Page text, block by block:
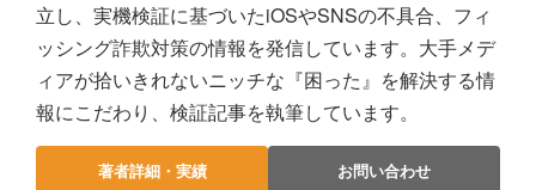
立し、実機検証に基づいたiOSやSNSの不具合、フィ
ッシング詐欺対策の情報を発信しています。大手メデ
ィアが拾いきれないニッチな『困った』を解決する情
報にこだわり、検証記事を執筆しています。
著者詳細・実績 お問い合わせ